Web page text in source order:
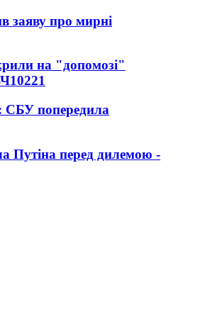
заяву про мирні
на "допомозі"
10221
СБУ попередила
Путіна перед дилемою -